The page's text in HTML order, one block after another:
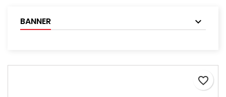
BANNER
favorite_border